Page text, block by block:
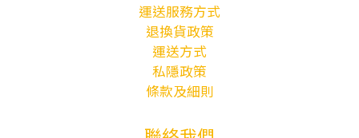
運送服務方式
退換貨政策
運送方式
私隱政策
條款及細則